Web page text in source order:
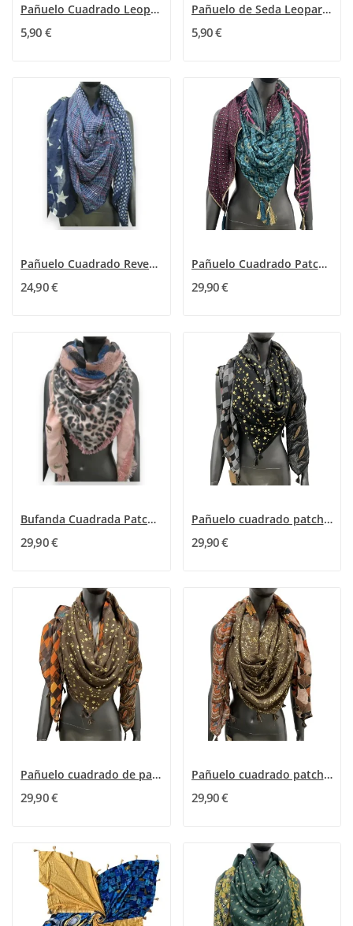
Pañuelo Cuadrado Leopardo Gris Sedoso
5,90 €
Pañuelo de Seda Leopardo Caramelo
5,90 €
Pañuelo Cuadrado Reversible Estrellas y Lunares
24,90 €
Pañuelo Cuadrado Patchwork Multiusos Azul...
29,90 €
Bufanda Cuadrada Patchwork 4 en 1 Leopardo Rosa
29,90 €
Pañuelo cuadrado patchwork con estrellas...
29,90 €
Pañuelo cuadrado de patchwork con 4 diseños en...
29,90 €
Pañuelo cuadrado patchwork marrón y naranja
29,90 €